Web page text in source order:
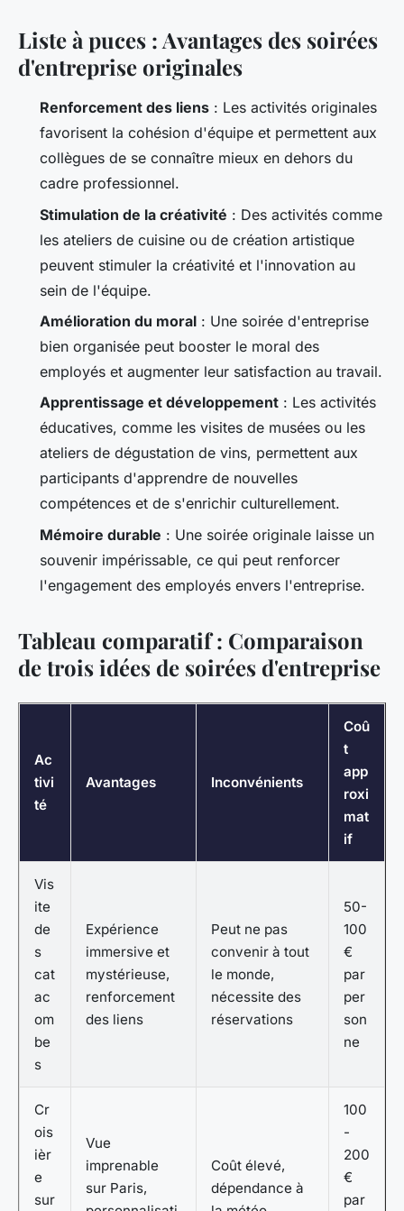
Liste à puces : Avantages des soirées
d'entreprise originales
Renforcement des liens : Les activités originales
favorisent la cohésion d'équipe et permettent aux
collègues de se connaître mieux en dehors du
cadre professionnel.
Stimulation de la créativité : Des activités comme
les ateliers de cuisine ou de création artistique
peuvent stimuler la créativité et l'innovation au
sein de l'équipe.
Amélioration du moral : Une soirée d'entreprise
bien organisée peut booster le moral des
employés et augmenter leur satisfaction au travail.
Apprentissage et développement : Les activités
éducatives, comme les visites de musées ou les
ateliers de dégustation de vins, permettent aux
participants d'apprendre de nouvelles
compétences et de s'enrichir culturellement.
Mémoire durable : Une soirée originale laisse un
souvenir impérissable, ce qui peut renforcer
l'engagement des employés envers l'entreprise.
Tableau comparatif : Comparaison
de trois idées de soirées d'entreprise
Ac
tivi
té
Avantages Inconvénients
Coû
t
app
roxi
mat
if
Vis
ite
de
s
cat
ac
om
be
s
Expérience
immersive et
mystérieuse,
renforcement
des liens
Peut ne pas
convenir à tout
le monde,
nécessite des
réservations
50-
100
€
par
per
son
ne
Cr
ois
ièr
e
sur
Vue
imprenable
sur Paris,
Coût élevé,
dépendance à
100
-
200
€
par